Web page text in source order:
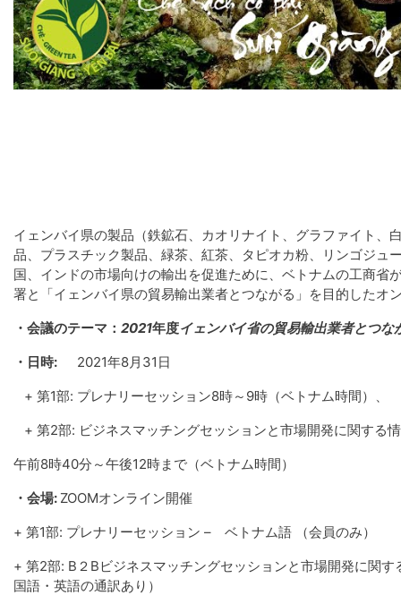
イェンバイ県の製品（鉄鉱石、カオリナイト、グラファイト、
品、プラスチック製品、緑茶、紅茶、タピオカ粉、リンゴジュ
国、インドの市場向けの輸出を促進ために、ベトナムの工商省
署と「イェンバイ県の貿易輸出業者とつながる」を目的したオ
・会議のテーマ： 2021年度イェンバイ省の貿易輸出業者とつな
・日時:
2021年8月31日
+ 第1部: プレナリーセッション8時～9時（ベトナム時間）、
+ 第2部: ビジネスマッチングセッションと市場開発に関する
午前8時40分～午後12時まで（ベトナム時間）
・会場: ZOOMオンライン開催
+ 第1部: プレナリーセッション – ベトナム語 （会員のみ）
+ 第2部: B２Bビジネスマッチングセッションと市場開発に関す
国語・英語の通訳あり）